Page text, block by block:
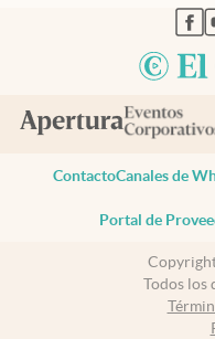
ContactoCanales de
Portal de
Todos los